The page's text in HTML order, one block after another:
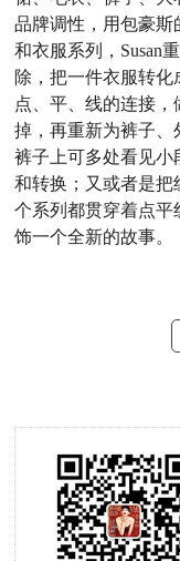
品牌调性，用包豪
和衣服系列，Susan
除，把一件衣服转
点、平、线的连接
掉，再重新为裤子、
裤子上可多处看见小
和转换；又或者是
个系列都贯穿着点平
饰一个全新的故事。